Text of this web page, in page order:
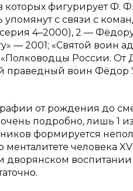
которых фигурирует Ф.
с связи с
4–2000), 2 —
— 2001; «Святой воин
России. От
праведный воин
от рождения до
подробно, лишь 1
формируется
человека
дворянском